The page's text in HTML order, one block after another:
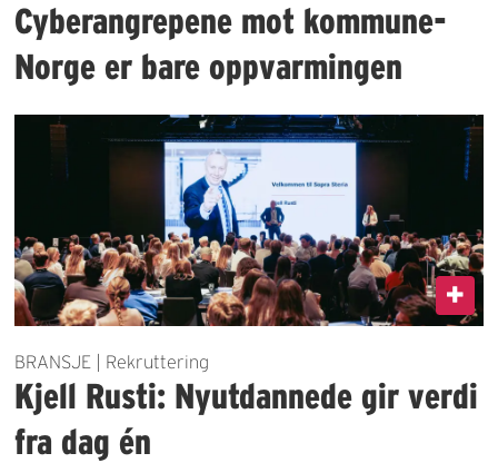
Cyberangrepene mot kommune-
Norge er bare oppvarmingen
BRANSJE | Rekruttering
Kjell Rusti: Nyutdannede gir verdi
fra dag én